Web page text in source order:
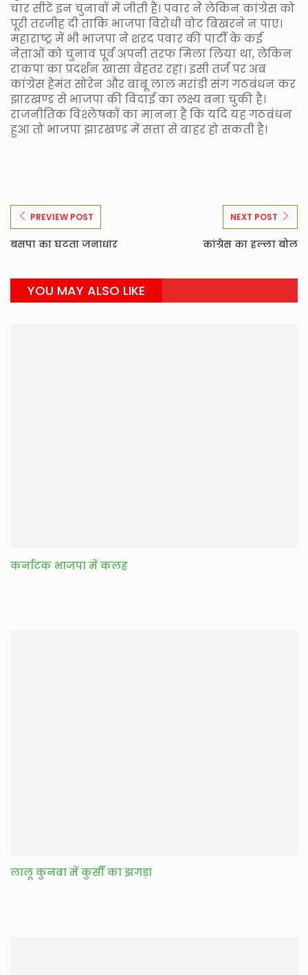
चार सीटें इन चुनावों में जीती हैं। पवार ने लेकिन कांग्रेस को
पूरी तरजीह दी ताकि भाजपा विरोधी वोट बिखरने न पाए।
महाराष्ट्र में भी भाजपा ने शरद पवार की पार्टी के कई
नेताओं को चुनाव पूर्व अपनी तरफ मिला लिया था, लेकिन
राकपा का प्रदर्शन खासा बेहतर रहा। इसी तर्ज पर अब
कांग्रेस हेमंत सोरेन और बाबू लाल मरांडी संग गठबंधन कर
झारखण्ड से भाजपा की विदाई का लक्ष्य बना चुकी है।
राजनीतिक विश्लेषकों का मानना है कि यदि यह गठबंधन
हुआ तो भाजपा झारखण्ड में सत्ता से बाहर हो सकती है।
PREVIEW POST
बसपा का घटता जनाधार
NEXT POST
कांग्रेस का हल्ला बोल
YOU MAY ALSO LIKE
कर्नाटक भाजपा में कलह
लालू कुनबा में कुर्सी का झगड़ा